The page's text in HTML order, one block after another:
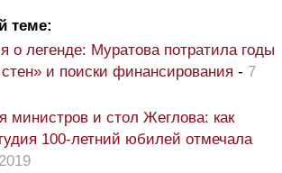
теме:
о легенде: Муратова потратила годы
и поиски финансирования - 7
министров и стол Жеглова: как
100-летний юбилей отмечала